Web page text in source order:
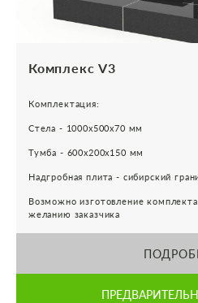
Комплекс V3
Комплектация:
Стела - 1000х500х70 мм
Тумба - 600х200х150 мм
Надгробная плита - сибирский
Возможно изготовление комплекта
желанию заказчика